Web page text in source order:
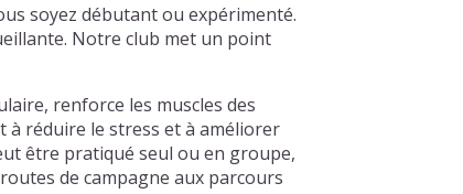
soyez débutant ou expérimenté.
Notre club met un point
renforce les muscles des
à réduire le stress et à améliorer
être pratiqué seul ou en groupe,
de campagne aux parcours